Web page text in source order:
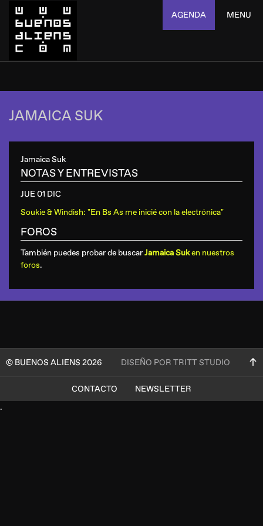
AGENDA MENU
JAMAICA SUK
Jamaica Suk
NOTAS Y ENTREVISTAS
JUE 01 DIC
Soukie & Windish: "En Bs As me inicié con la electrónica"
FOROS
También puedes probar de buscarJamaica Suken nuestros
foros.
© BUENOS ALIENS 2026 DISEÑO POR TRITT STUDIO
CONTACTO
NEWSLETTER
.